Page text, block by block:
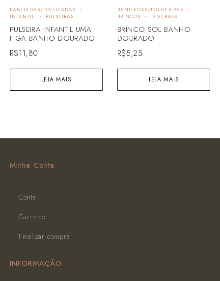
LEIA MAIS
BANHADAS/FOLHEADAS
INFANTIL
PULSEIRAS
PULSEIRA INFANTIL UMA
FIGA BANHO DOURADO
R$11,80
LEIA MAIS
BANHADAS/FOLHEADAS
BRINCOS
DIVERSOS
BRINCO SOL BANHO
DOURADO
R$5,25
Minha Conta
Conta
Carrinho
Finalizar compra
INFORMAÇÃO